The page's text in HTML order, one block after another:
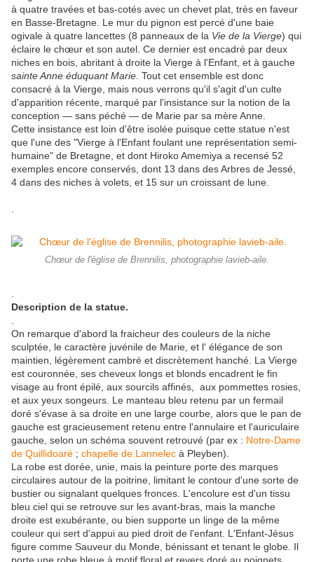
à quatre travées et bas-cotés avec un chevet plat, très en faveur
en Basse-Bretagne. Le mur du pignon est percé d'une baie
ogivale à quatre lancettes (8 panneaux de la Vie de la Vierge) qui
éclaire le chœur et son autel. Ce dernier est encadré par deux
niches en bois, abritant à droite la Vierge à l'Enfant, et à gauche
sainte Anne éduquant Marie . Tout cet ensemble est donc
consacré à la Vierge, mais nous verrons qu'il s'agit d'un culte
d'apparition récente, marqué par l'insistance sur la notion de la
conception — sans péché — de Marie par sa mère Anne.
Cette insistance est loin d'être isolée puisque cette statue n'est
que l'une des "Vierge à l'Enfant foulant une représentation semi-
humaine" de Bretagne, et dont Hiroko Amemiya a recensé 52
exemples encore conservés, dont 13 dans des Arbres de Jessé,
4 dans des niches à volets, et 15 sur un croissant de lune.
Chœur de l'église de Brennilis, photographie lavieb-aile.
Description de la statue.
On remarque d'abord la fraicheur des couleurs de la niche
sculptée, le caractère juvénile de Marie, et l' élégance de son
maintien, légèrement cambré et discrètement hanché. La Vierge
est couronnée, ses cheveux longs et blonds encadrent le fin
visage au front épilé, aux sourcils affinés, aux pommettes rosies,
et aux yeux songeurs. Le manteau bleu retenu par un fermail
doré s'évase à sa droite en une large courbe, alors que le pan de
gauche est gracieusement retenu entre l'annulaire et l'auriculaire
gauche, selon un schéma souvent retrouvé (par ex : Notre-Dame
de Quillidoaré ; chapelle de Lannelec à Pleyben).
La robe est dorée, unie, mais la peinture porte des marques
circulaires autour de la poitrine, limitant le contour d'une sorte de
bustier ou signalant quelques fronces. L'encolure est d'un tissu
bleu ciel qui se retrouve sur les avant-bras, mais la manche
droite est exubérante, ou bien supporte un linge de la même
couleur qui sert d'appui au pied droit de l'enfant. L'Enfant-Jésus
figure comme Sauveur du Monde, bénissant et tenant le globe. Il